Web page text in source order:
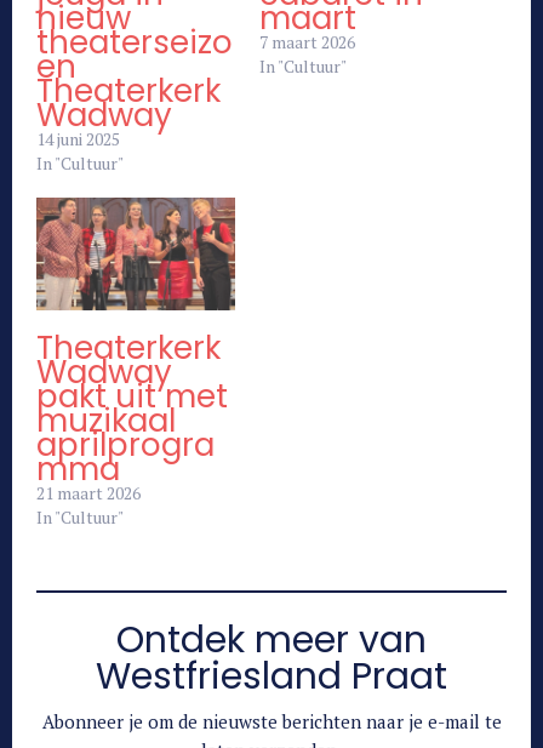
nieuw
theaterseizo
en
Theaterkerk
Wadway
14 juni 2025
In "Cultuur"
maart
7 maart 2026
In "Cultuur"
Theaterkerk
Wadway
pakt uit met
muzikaal
aprilprogra
mma
21 maart 2026
In "Cultuur"
Ontdek meer van
Westfriesland Praat
Abonneer je om de nieuwste berichten naar je e-mail te